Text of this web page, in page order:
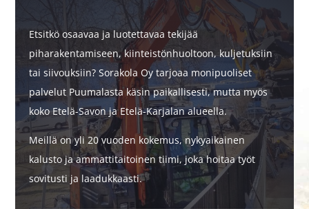
Etsitkö osaavaa ja luotettavaa tekijää
piharakentamiseen, kiinteistönhuoltoon, kuljetuksiin
tai siivouksiin? Sorakola Oy tarjoaa monipuoliset
palvelut Puumalasta käsin paikallisesti, mutta myös
koko Etelä-Savon ja Etelä-Karjalan alueella.
Meillä on yli 20 vuoden kokemus, nykyaikainen
kalusto ja ammattitaitoinen tiimi, joka hoitaa työt
sovitusti ja laadukkaasti.